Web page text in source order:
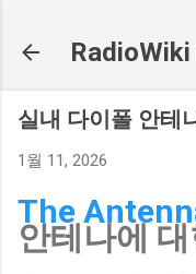
실내 다이폴 안테
1월 11, 2026
The
안테나에